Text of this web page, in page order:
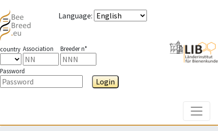
Language:
country Association Breeder n°
Password
Login